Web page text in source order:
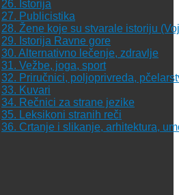
26. Istorija
27. Publicistika
28. Žene koje su stvarale istoriju
29. Istorija Ravne gore
30. Alternativno lečenje, zdravlje
31. Vežbe, joga, sport
32. Priručnici, poljoprivreda,
33. Kuvari
34. Rečnici za strane jezike
35. Leksikoni stranih reči
36. Crtanje i slikanje, arhitektura,